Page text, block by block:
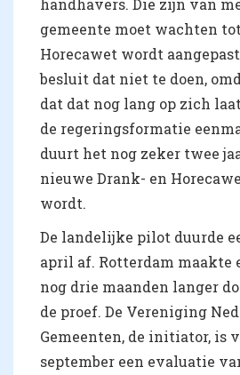
gemeente moet wachten
Horecawet wordt
besluit dat niet te doen,
dat dat nog lang op zich
de regeringsformatie
duurt het nog zeker twee
nieuwe Drank- en
wordt.
De landelijke pilot duurde
april af. Rotterdam maakte
nog drie maanden langer
de proef. De Vereniging
Gemeenten, de initiator, is
september een evaluatie